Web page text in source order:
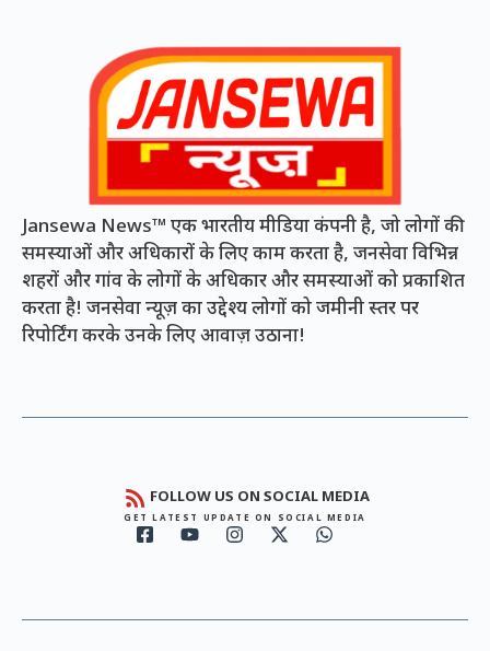
Jansewa News™ एक भारतीय मीडिया कंपनी है, जो लोगों की
समस्याओं और अधिकारों के लिए काम करता है, जनसेवा विभिन्न
शहरों और गांव के लोगों के अधिकार और समस्याओं को प्रकाशित
करता है! जनसेवा न्यूज़ का उद्देश्य लोगों को जमीनी स्तर पर
रिपोर्टिंग करके उनके लिए आवाज़ उठाना!
FOLLOW US ON SOCIAL MEDIA
GET LATEST UPDATE ON SOCIAL MEDIA